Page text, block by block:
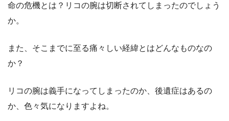
命の危機とは？リコの腕は切断されてしまったのでしょう
か。
また、そこまでに至る痛々しい経緯とはどんなものなの
か？
リコの腕は義手になってしまったのか、後遺症はあるの
か、色々気になりますよね。